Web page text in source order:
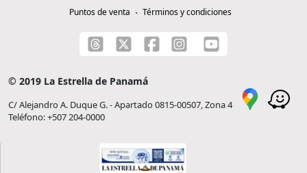
Puntos de venta
Términos y condiciones
© 2019 La Estrella de Panamá
C/ Alejandro A. Duque G. - Apartado 0815-00507, Zona 4
Teléfono: +507 204-0000